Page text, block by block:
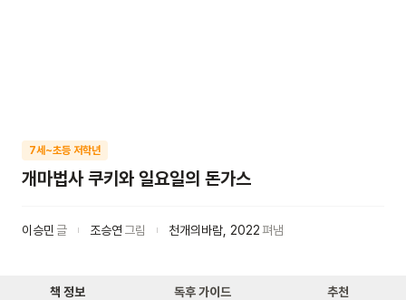
7세~초등 저학년
개마법사 쿠키와 일요일의 돈가스
이승민 글 조승연 그림 천개의바람 2022펴냄
책 정보 독후 가이드 추천